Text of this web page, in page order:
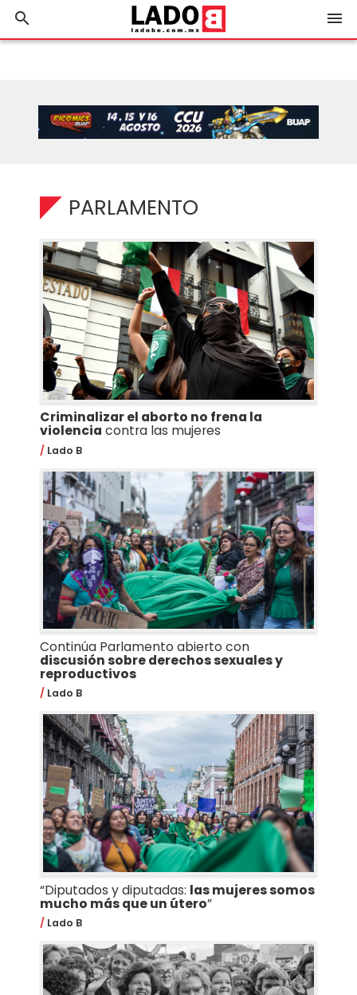
search menu
PARLAMENTO
Criminalizar el aborto no frena la
violencia contra las mujeres
Lado B
Continúa Parlamento abierto con
discusión sobre derechos sexuales y
reproductivos
Lado B
“Diputados y diputadas: las mujeres somos
mucho más que un útero”
Lado B